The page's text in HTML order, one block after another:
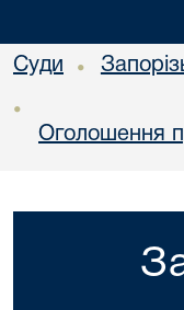
Суди •
•
Оголошення